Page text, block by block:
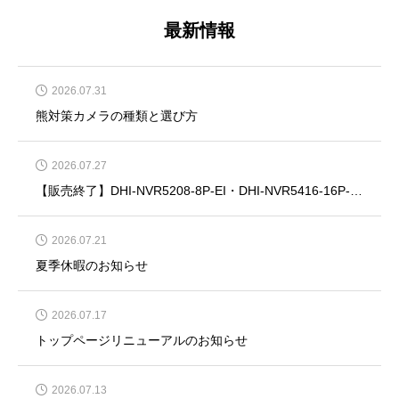
最新情報
2026.07.31
熊対策カメラの種類と選び方
2026.07.27
【販売終了】DHI-NVR5208-8P-EI・DHI-NVR5416-16P-EI・DHI-NVR5832-EI・DHI-NVR5864-EI
2026.07.21
夏季休暇のお知らせ
2026.07.17
トップページリニューアルのお知らせ
2026.07.13